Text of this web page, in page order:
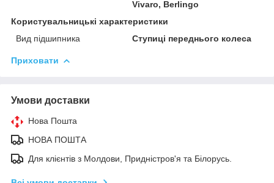
Vivaro, Berlingo
Користувальницькі характеристики
Вид підшипника
Ступиці переднього колеса
Приховати
Умови доставки
Нова Пошта
НОВА ПОШТА
Для клієнтів з Молдови, Придністров'я та Білорусь.